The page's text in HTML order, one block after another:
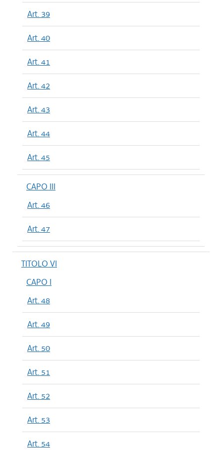
Art. 39
Art. 40
Art. 41
Art. 42
Art. 43
Art. 44
Art. 45
CAPO III
Art. 46
Art. 47
TITOLO VI
CAPO I
Art. 48
Art. 49
Art. 50
Art. 51
Art. 52
Art. 53
Art. 54